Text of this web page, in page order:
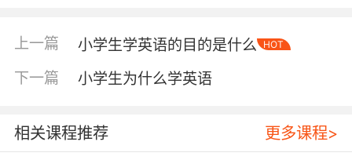
种开放的心态让语言学习变得轻松愉快。在课堂
上，孩子们往往举手发言最积极，即使表达不完
美，也毫不在意，继续大胆尝试。这种勇气和自
信本身就很宝贵，并能迁移到其他领域。 学习英
语言的结构时，会不自觉地对比两种语言的差
异，比如语序、时态和表达方式。这种对比增强
上一篇 小学生学英语的目的是什么 HOT
下一篇 小学生为什么学英语
相关课程推荐 更多课程>